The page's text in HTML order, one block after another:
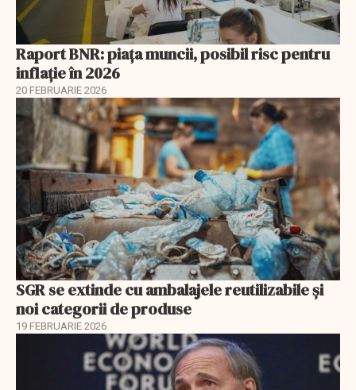
Raport BNR: piața muncii, posibil risc pentru
inflație în 2026
20 FEBRUARIE 2026
SGR se extinde cu ambalajele reutilizabile și
noi categorii de produse
19 FEBRUARIE 2026